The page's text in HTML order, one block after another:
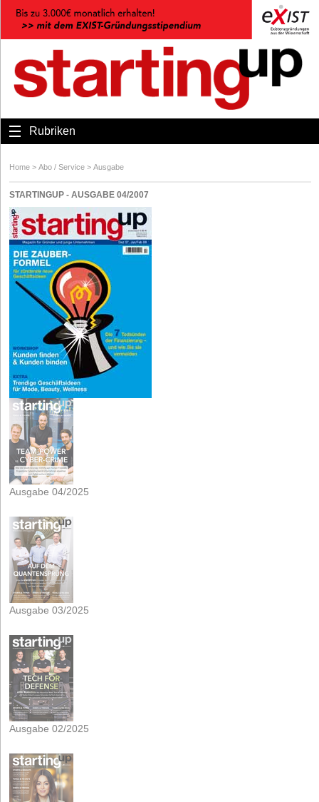
Rubriken
Home > Abo / Service > Ausgabe
STARTINGUP - AUSGABE 04/2007
Ausgabe 04/2025
Ausgabe 03/2025
Ausgabe 02/2025